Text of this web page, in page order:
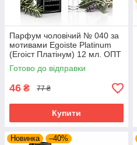
Парфум чоловічий № 040 за
мотивами Egoiste Platinum
(Егоіст Платінум) 12 мл. ОПТ
Готово до відправки
46 ₴ 77 ₴
Купити
Новинка –40%